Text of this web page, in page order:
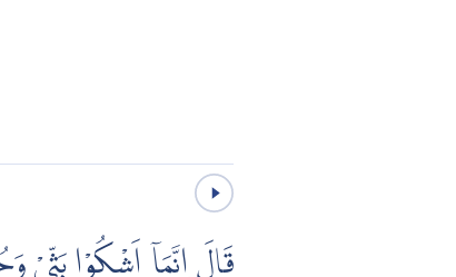
قَالَ اِنَّمَآ اَشْكُوْا بَثِّيْ